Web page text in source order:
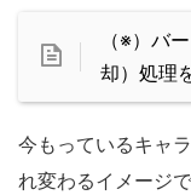
（※）バ
却）処理
今もっているキャ
れ変わるイメージで